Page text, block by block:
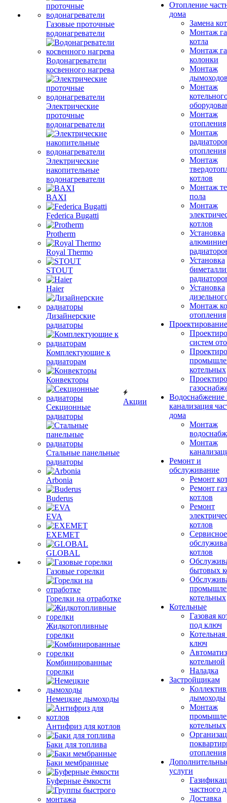
Газовые проточные
водонагреватели
Водонагреватели
косвенного нагрева
Электрические
проточные
водонагреватели
Электрические
накопительные
водонагреватели
BAXI
Federica Bugatti
Protherm
Royal Thermo
STOUT
Haier
Дизайнерские
радиаторы
Комплектующие к
радиаторам
Конвекторы
Секционные
радиаторы
Стальные панельные
радиаторы
Arbonia
Buderus
EVA
EXEMET
GLOBAL
Газовые горелки
Горелки на отработке
Жидкотопливные
горелки
Комбинированные
горелки
Немецкие дымоходы
Антифриз для котлов
Баки для топлива
Баки мембранные
Буферные ёмкости
Акции
Отопление
дома
Замена
Монтаж
котла
Монтаж
колонки
Монтаж
Монтаж
Монтаж
отопления
Монтаж
отопления
Монтаж
котлов
Монтаж
пола
Монтаж
котлов
Установка
Установка
Установка
Монтаж
отопления
Проектирование
систем
котельных
Водоснабжение
канализация
дома
Монтаж
Монтаж
Ремонт и
обслуживание
Ремонт
Ремонт
котлов
Ремонт
котлов
Сервисное
котлов
бытовых
котельных
Котельные
Газовая
под ключ
ключ
котельной
Наладка
Застройщикам
дымоходы
Монтаж
котельных
отопления
услуги
частного
Доставка